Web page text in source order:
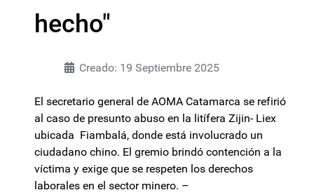
hecho"
Creado: 19 Septiembre 2025
El secretario general de AOMA Catamarca se refirió
al caso de presunto abuso en la litífera Zijin- Liex
ubicada Fiambalá, donde está involucrado un
ciudadano chino. El gremio brindó contención a la
víctima y exige que se respeten los derechos
laborales en el sector minero. –